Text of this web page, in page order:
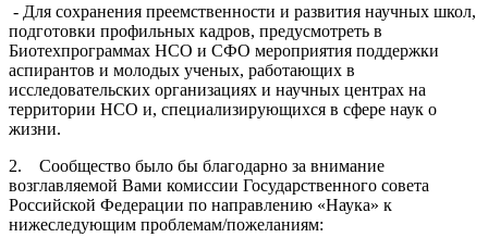
- Для сохранения преемственности и развития научных школ,
подготовки профильных кадров, предусмотреть в
Биотехпрограммах НСО и СФО мероприятия поддержки
аспирантов и молодых ученых, работающих в
исследовательских организациях и научных центрах на
территории НСО и, специализирующихся в сфере наук о
жизни.
2. Сообщество было бы благодарно за внимание
возглавляемой Вами комиссии Государственного совета
Российской Федерации по направлению «Наука» к
нижеследующим проблемам/пожеланиям: